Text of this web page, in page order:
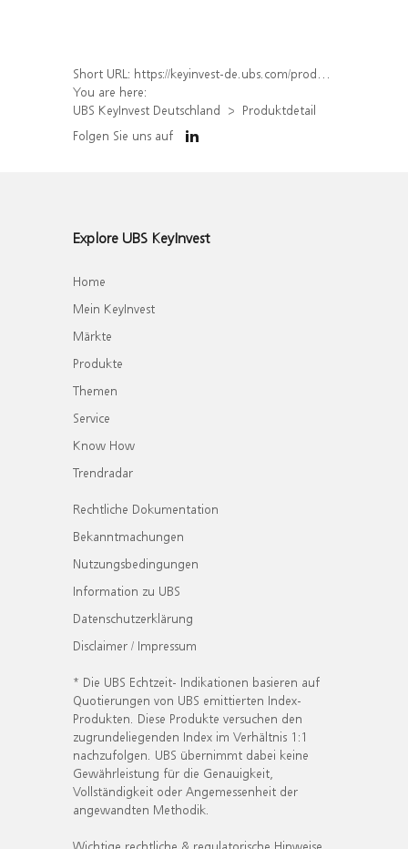
Short URL: https://keyinvest-de.ubs.com/produkt/detail/index/isin/DE000WA65GR3
You are here:
UBS KeyInvest Deutschland
Produktdetail
Folgen Sie uns auf
Explore UBS KeyInvest
Home
Mein KeyInvest
Märkte
Produkte
Themen
Service
Know How
Trendradar
Rechtliche Dokumentation
Bekanntmachungen
Nutzungsbedingungen
Information zu UBS
Datenschutzerklärung
Disclaimer / Impressum
* Die UBS Echtzeit- Indikationen basieren auf
Quotierungen von UBS emittierten Index-
Produkten. Diese Produkte versuchen den
zugrundeliegenden Index im Verhältnis 1:1
nachzufolgen. UBS übernimmt dabei keine
Gewährleistung für die Genauigkeit,
Vollständigkeit oder Angemessenheit der
angewandten Methodik.